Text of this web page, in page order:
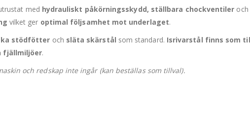
med hydrauliskt påkörningsskydd, ställbara chockventiler och
vilket ger optimal följsamhet mot underlaget.
stödfötter och släta skärstål som standard. Isrivarstål finns som
fjällmiljöer.
och redskap inte ingår (kan beställas som tillval).